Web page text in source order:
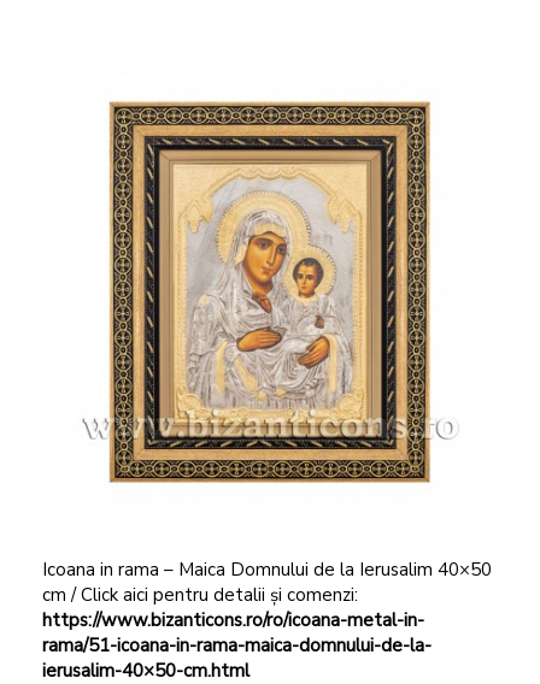
Icoana in rama – Maica Domnului de la Ierusalim 40×50
cm / Click aici pentru detalii și comenzi:
https://www.bizanticons.ro/ro/icoana-metal-in-
rama/51-icoana-in-rama-maica-domnului-de-la-
ierusalim-40×50-cm.html